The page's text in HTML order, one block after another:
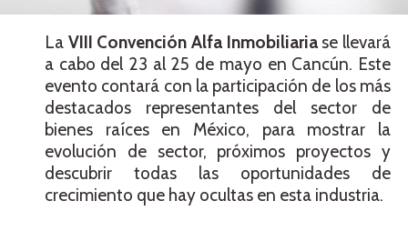
La VIII Convención Alfa Inmobiliariase llevará
a cabo del 23 al 25 de mayo en Cancún. Este
evento contará con la participación de los más
destacados representantes del sector de
bienes raíces en México, para mostrar la
evolución de sector, próximos proyectos y
descubrir todas las oportunidades de
crecimiento que hay ocultas en esta industria.